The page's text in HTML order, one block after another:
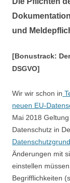
und
[Bonustrack:
DSGVO]
Wir wir schon in
neuen EU-
Mai 2018
Datenschutz in
Änderungen mit
einstellen
Begrifflichkeiten